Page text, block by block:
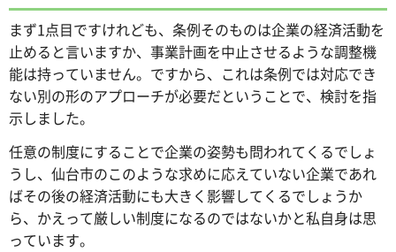
まず1点目ですけれども、条例そのものは企業の経済活動を
止めると言いますか、事業計画を中止させるような調整機
能は持っていません。ですから、これは条例では対応でき
ない別の形のアプローチが必要だということで、検討を指
示しました。
任意の制度にすることで企業の姿勢も問われてくるでしょ
うし、仙台市のこのような求めに応えていない企業であれ
ばその後の経済活動にも大きく影響してくるでしょうか
ら、かえって厳しい制度になるのではないかと私自身は思
っています。